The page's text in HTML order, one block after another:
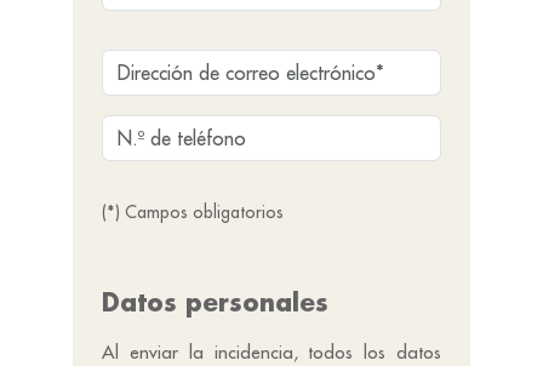
(*) Campos obligatorios
Datos personales
Al enviar la incidencia, todos los datos